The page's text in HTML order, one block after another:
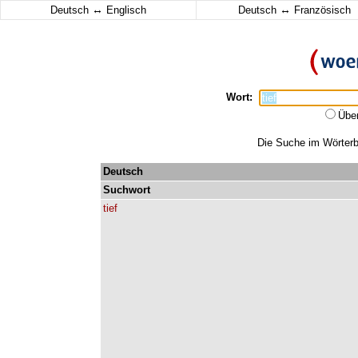
Deutsch ↔ Englisch Deutsch ↔ Französisch
Wort:
Die Suche im
Deutsch
Suchwort
tief